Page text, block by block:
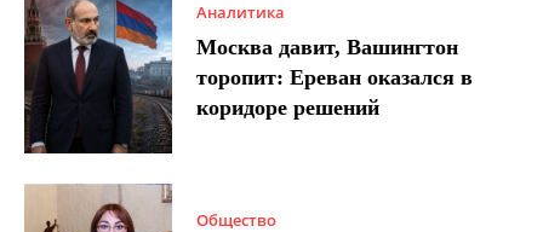
Аналитика
Москва давит, Вашингтон
торопит: Ереван оказался в
коридоре решений
Общество